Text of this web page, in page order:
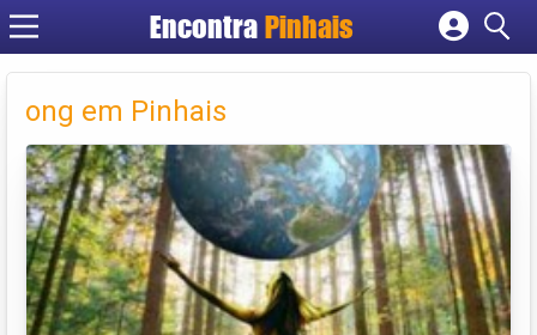
Encontra Pinhais
Cadastrar empresa
ong em Pinhais